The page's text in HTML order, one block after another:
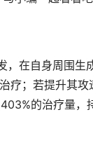
在自身周围生
疗；若提升其
的治疗量